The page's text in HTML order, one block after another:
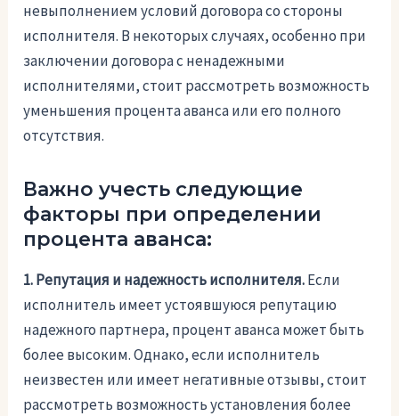
невыполнением условий договора со стороны
исполнителя. В некоторых случаях, особенно при
заключении договора с ненадежными
исполнителями, стоит рассмотреть возможность
уменьшения процента аванса или его полного
отсутствия.
Важно учесть следующие
факторы при определении
процента аванса:
1. Репутация и надежность исполнителя.Если
исполнитель имеет устоявшуюся репутацию
надежного партнера, процент аванса может быть
более высоким. Однако, если исполнитель
неизвестен или имеет негативные отзывы, стоит
рассмотреть возможность установления более